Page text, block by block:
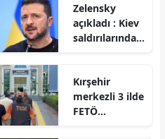
Zelensky
açıkladı : Kiev
saldırılarında
Kırşehir
merkezli 3 ilde
FETÖ